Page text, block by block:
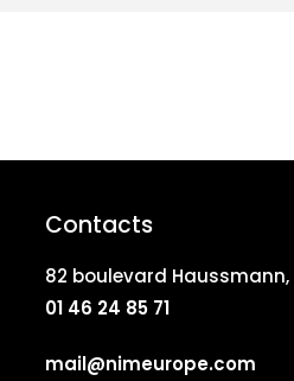
Contacts
82 boulevard Haussmann,
01 46 24 85 71
mail@nimeurope.com